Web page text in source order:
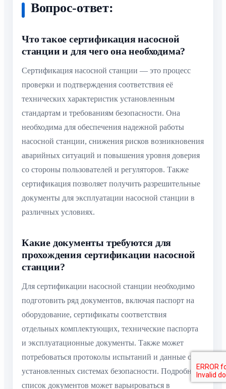
Вопрос-ответ:
Что такое сертификация насосной
станции и для чего она необходима?
Сертификация насосной станции — это процесс
проверки и подтверждения соответствия её
технических характеристик установленным
стандартам и требованиям безопасности. Она
необходима для обеспечения надежной работы
насосной станции, снижения рисков возникновения
аварийных ситуаций и повышения уровня доверия
со стороны пользователей и регуляторов. Также
сертификация позволяет получить разрешительные
документы для эксплуатации насосной станции в
различных условиях.
Какие документы требуются для
прохождения сертификации насосной
станции?
Для сертификации насосной станции необходимо
подготовить ряд документов, включая паспорт на
оборудование, сертификаты соответствия
отдельных комплектующих, технические паспорта
и эксплуатационные документы. Также может
потребоваться протоколы испытаний и данные об
установленных системах безопасности. Подробный
список документов может варьироваться в